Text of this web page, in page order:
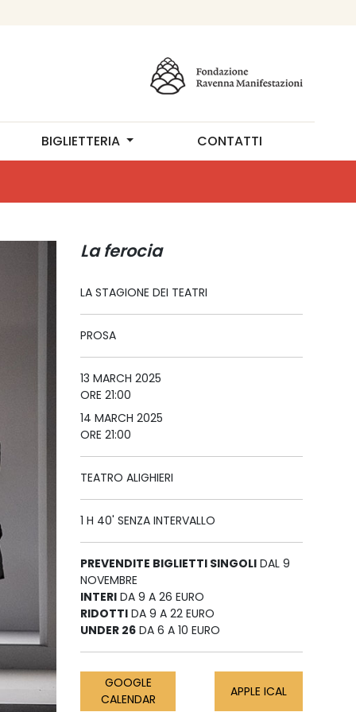
BIGLIETTERIA CONTATTI
La ferocia
LA STAGIONE DEI TEATRI
PROSA
13 MARCH 2025
ORE 21:00
14 MARCH 2025
ORE 21:00
TEATRO ALIGHIERI
1 H 40' SENZA INTERVALLO
PREVENDITE BIGLIETTI SINGOLI DAL 9
NOVEMBRE
INTERI DA 9 A 26 EURO
RIDOTTI DA 9 A 22 EURO
UNDER 26 DA 6 A 10 EURO
GOOGLE
CALENDAR
APPLE ICAL